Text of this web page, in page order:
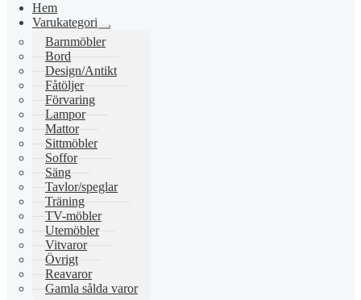
Hem
Varukategori
Expandera
undermeny
Barnmöbler
Bord
Design/Antikt
Fåtöljer
Förvaring
Lampor
Mattor
Sittmöbler
Soffor
Säng
Tavlor/speglar
Träning
TV-möbler
Utemöbler
Vitvaror
Övrigt
Reavaror
Gamla sålda varor